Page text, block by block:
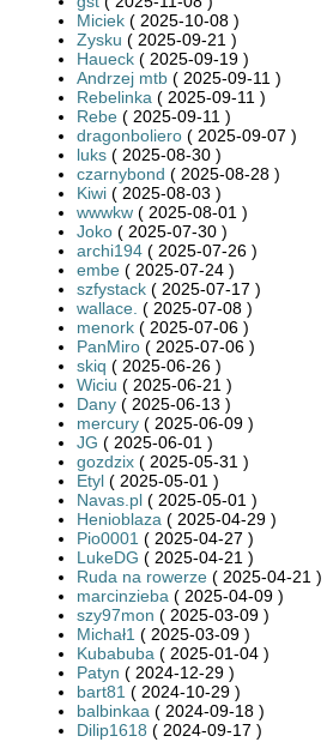
Miciek ( 2025-10-08 )
Zysku ( 2025-09-21 )
Haueck ( 2025-09-19 )
Andrzej mtb ( 2025-09-11 )
Rebelinka ( 2025-09-11 )
Rebe ( 2025-09-11 )
dragonboliero ( 2025-09-07 )
luks ( 2025-08-30 )
czarnybond ( 2025-08-28 )
Kiwi ( 2025-08-03 )
wwwkw ( 2025-08-01 )
Joko ( 2025-07-30 )
archi194 ( 2025-07-26 )
embe ( 2025-07-24 )
szfystack ( 2025-07-17 )
wallace. ( 2025-07-08 )
menork ( 2025-07-06 )
PanMiro ( 2025-07-06 )
skiq ( 2025-06-26 )
Wiciu ( 2025-06-21 )
Dany ( 2025-06-13 )
mercury ( 2025-06-09 )
JG ( 2025-06-01 )
gozdzix ( 2025-05-31 )
Etyl ( 2025-05-01 )
Navas.pl ( 2025-05-01 )
Henioblaza ( 2025-04-29 )
Pio0001 ( 2025-04-27 )
LukeDG ( 2025-04-21 )
Ruda na rowerze ( 2025-04-21 )
marcinzieba ( 2025-04-09 )
szy97mon ( 2025-03-09 )
Michał1 ( 2025-03-09 )
Kubabuba ( 2025-01-04 )
Patyn ( 2024-12-29 )
bart81 ( 2024-10-29 )
balbinkaa ( 2024-09-18 )
Dilip1618 ( 2024-09-17 )